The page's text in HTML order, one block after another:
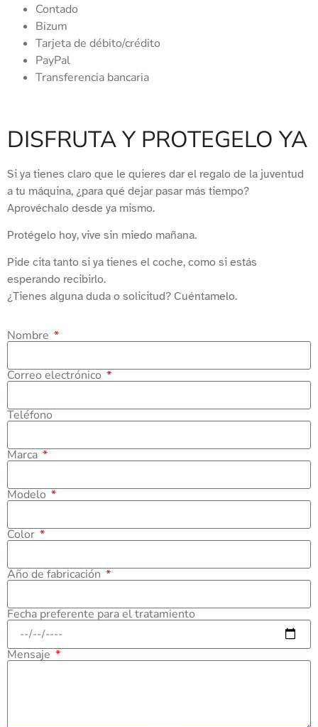
Contado
Bizum
Tarjeta de débito/crédito
PayPal
Transferencia bancaria
DISFRUTA Y PROTEGELO YA
Si ya tienes claro que le quieres dar el regalo de la juventud
a tu máquina, ¿para qué dejar pasar más tiempo?
Aprovéchalo desde ya mismo.
Protégelo hoy, vive sin miedo mañana.
Pide cita tanto si ya tienes el coche, como si estás
esperando recibirlo.
¿Tienes alguna duda o solicitud? Cuéntamelo.
Nombre
Correo electrónico
Teléfono
Marca
Modelo
Color
Año de fabricación
Fecha preferente para el tratamiento
Mensaje